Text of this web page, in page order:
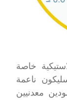
خاصة
ناعمة
معدنيين